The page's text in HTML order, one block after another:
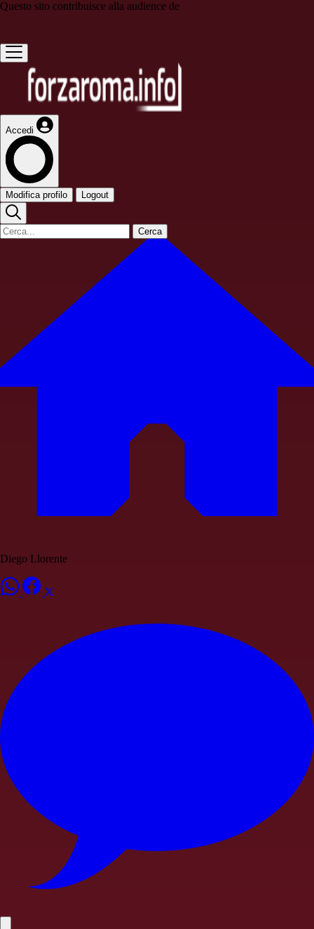
Questo sito contribuisce alla audience de
Accedi
Modifica profilo Logout
Cerca
Diego Llorente